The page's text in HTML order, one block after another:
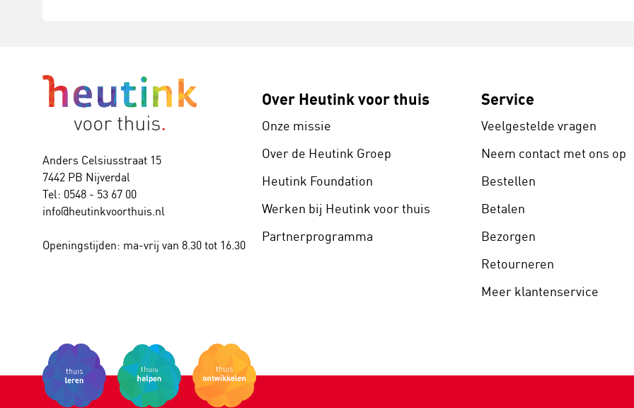
Anders Celsiusstraat 15
7442 PB Nijverdal
Tel: 0548 - 53 67 00
info@heutinkvoorthuis.nl
Openingstijden: ma-vrij van 8.30 tot 16.30
Over Heutink voor thuis
Onze missie
Over de Heutink Groep
Heutink Foundation
Werken bij Heutink voor thuis
Partnerprogramma
Service
Veelgestelde vragen
Neem contact met ons op
Bestellen
Betalen
Bezorgen
Retourneren
Meer klantenservice